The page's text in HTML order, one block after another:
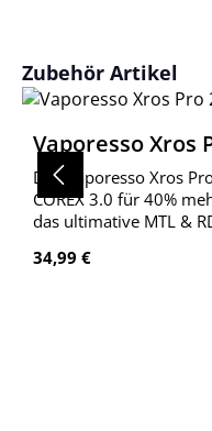
Produktgalerie
Zubehör Artikel
Vaporesso Xros
Das Vaporesso Xros
COREX 3.0 für 40%
das ultimative MTL &
Regulärer Preis:
34,99 €